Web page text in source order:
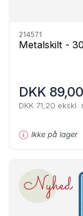
214571
Metalskilt -
DKK 89,00
DKK 71,20 ekskl.
Ikke på lager
Nyhed